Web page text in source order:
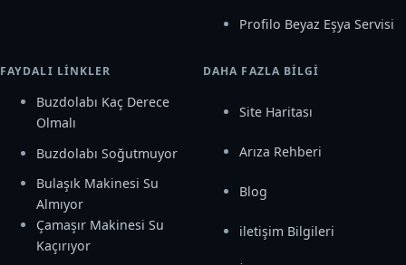
Profilo Beyaz Eşya Servisi
FAYDALI LINKLER
Buzdolabı Kaç Derece
Olmalı
Buzdolabı Soğutmuyor
Bulaşık Makinesi Su
Almıyor
Çamaşır Makinesi Su
Kaçırıyor
DAHA FAZLA BILGI
Site Haritası
Arıza Rehberi
Blog
iletişim Bilgileri